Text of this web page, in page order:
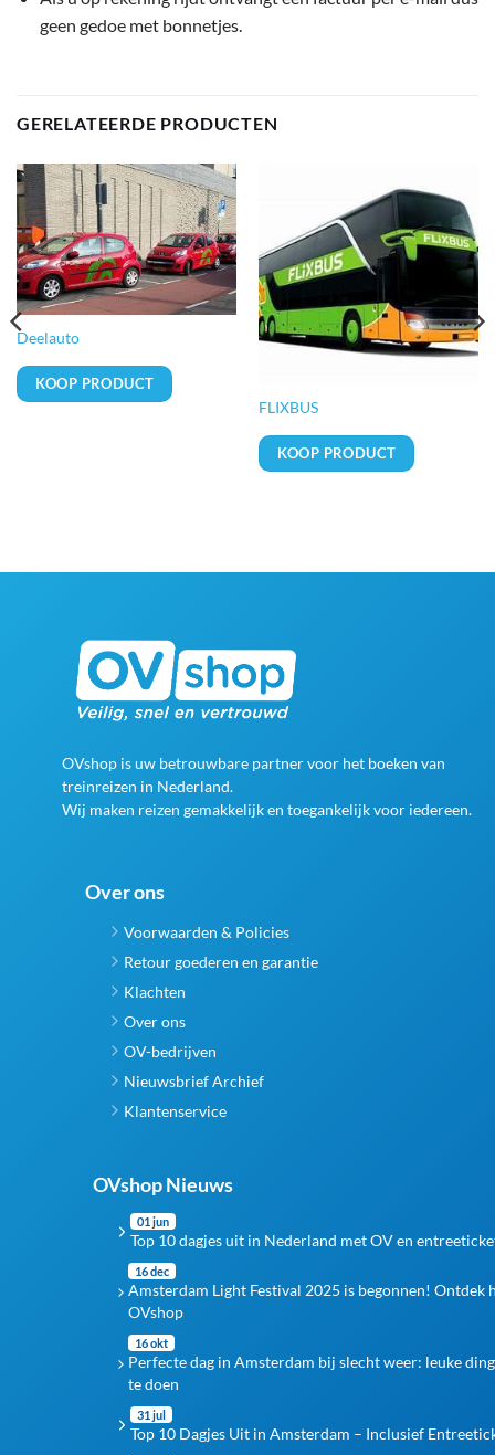
geen gedoe met bonnetjes.
GERELATEERDE PRODUCTEN
Deelauto
KOOP PRODUCT
FLIXBUS
KOOP PRODUCT
OVshop is uw betrouwbare partner voor het boeken van
treinreizen in Nederland.
Wij maken reizen gemakkelijk en toegankelijk voor iedereen.
Over ons
Voorwaarden & Policies
Retour goederen en garantie
Klachten
Over ons
OV-bedrijven
Nieuwsbrief Archief
Klantenservice
OVshop Nieuws
01 jun
Top 10 dagjes uit in Nederland met OV en
16 dec
Amsterdam Light Festival 2025 is begonnen! Ontdek
OVshop
16 okt
Perfecte dag in Amsterdam bij slecht weer: leuke
te doen
31 jul
Top 10 Dagjes Uit in Amsterdam – Inclusief